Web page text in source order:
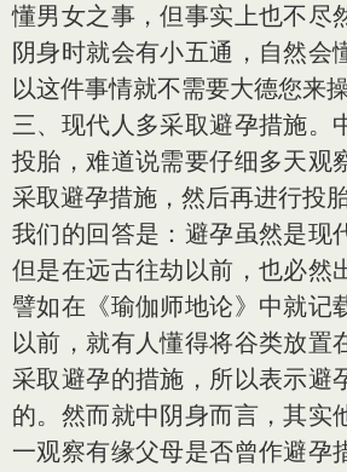
懂男女之事，但事实上也不尽
阴身时就会有小五通，自然会
以这件事情就不需要大德您来操
三、现代人多采取避孕措施。
投胎，难道说需要仔细多天观
采取避孕措施，然后再进行投
我们的回答是：避孕虽然是现
但是在远古往劫以前，也必然
譬如在《瑜伽师地论》中就记
以前，就有人懂得将谷类放置
采取避孕的措施，所以表示避
的。然而就中阴身而言，其实
一观察有缘父母是否曾作避孕